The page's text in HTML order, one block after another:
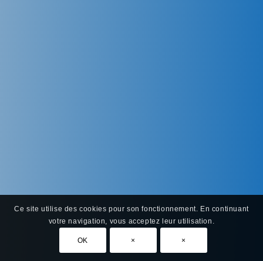
Ce site utilise des cookies pour son fonctionnement. En continuant
votre navigation, vous acceptez leur utilisation.
OK × ×